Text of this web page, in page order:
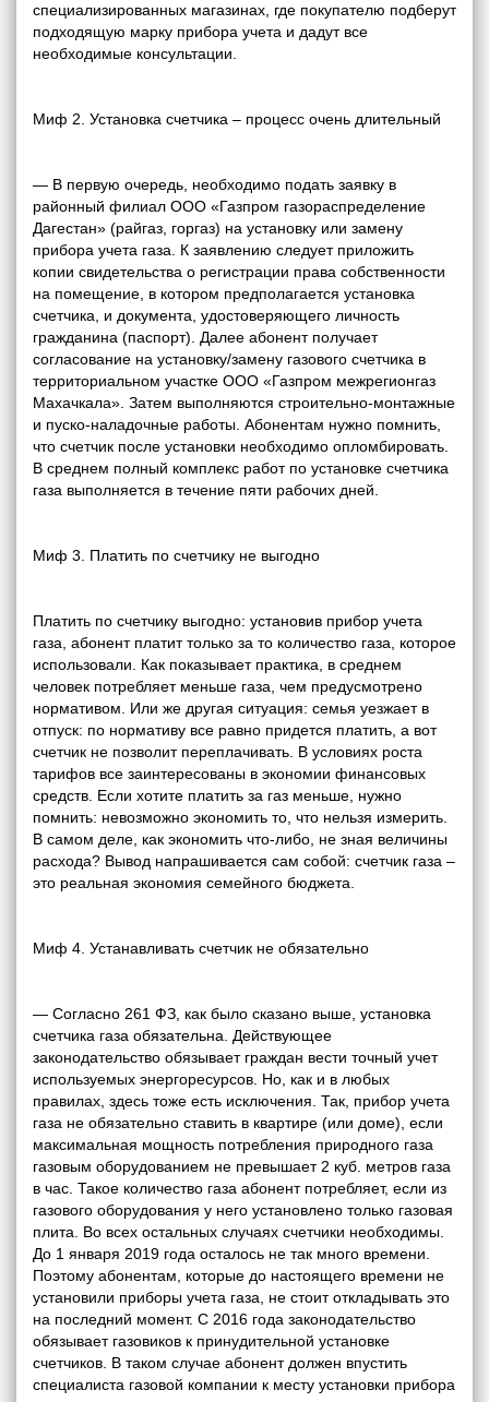
специализированных магазинах, где покупателю подберут
подходящую марку прибора учета и дадут все
необходимые консультации.
Миф 2. Установка счетчика – процесс очень длительный
— В первую очередь, необходимо подать заявку в
районный филиал ООО «Газпром газораспределение
Дагестан» (райгаз, горгаз) на установку или замену
прибора учета газа. К заявлению следует приложить
копии свидетельства о регистрации права собственности
на помещение, в котором предполагается установка
счетчика, и документа, удостоверяющего личность
гражданина (паспорт). Далее абонент получает
согласование на установку/замену газового счетчика в
территориальном участке ООО «Газпром межрегионгаз
Махачкала». Затем выполняются строительно-монтажные
и пуско-наладочные работы. Абонентам нужно помнить,
что счетчик после установки необходимо опломбировать.
В среднем полный комплекс работ по установке счетчика
газа выполняется в течение пяти рабочих дней.
Миф 3. Платить по счетчику не выгодно
Платить по счетчику выгодно: установив прибор учета
газа, абонент платит только за то количество газа, которое
использовали. Как показывает практика, в среднем
человек потребляет меньше газа, чем предусмотрено
нормативом. Или же другая ситуация: семья уезжает в
отпуск: по нормативу все равно придется платить, а вот
счетчик не позволит переплачивать. В условиях роста
тарифов все заинтересованы в экономии финансовых
средств. Если хотите платить за газ меньше, нужно
помнить: невозможно экономить то, что нельзя измерить.
В самом деле, как экономить что-либо, не зная величины
расхода? Вывод напрашивается сам собой: счетчик газа –
это реальная экономия семейного бюджета.
Миф 4. Устанавливать счетчик не обязательно
— Согласно 261 ФЗ, как было сказано выше, установка
счетчика газа обязательна. Действующее
законодательство обязывает граждан вести точный учет
используемых энергоресурсов. Но, как и в любых
правилах, здесь тоже есть исключения. Так, прибор учета
газа не обязательно ставить в квартире (или доме), если
максимальная мощность потребления природного газа
газовым оборудованием не превышает 2 куб. метров газа
в час. Такое количество газа абонент потребляет, если из
газового оборудования у него установлено только газовая
плита. Во всех остальных случаях счетчики необходимы.
До 1 января 2019 года осталось не так много времени.
Поэтому абонентам, которые до настоящего времени не
установили приборы учета газа, не стоит откладывать это
на последний момент. С 2016 года законодательство
обязывает газовиков к принудительной установке
счетчиков. В таком случае абонент должен впустить
специалиста газовой компании к месту установки прибора